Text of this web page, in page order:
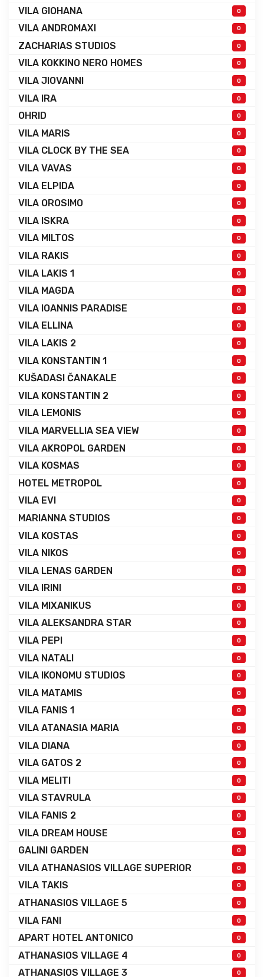
VILA GIOHANA 0
VILA ANDROMAXI 0
ZACHARIAS STUDIOS 0
VILA KOKKINO NERO HOMES 0
VILA JIOVANNI 0
VILA IRA 0
OHRID 0
VILA MARIS 0
VILA CLOCK BY THE SEA 0
VILA VAVAS 0
VILA ELPIDA 0
VILA OROSIMO 0
VILA ISKRA 0
VILA MILTOS 0
VILA RAKIS 0
VILA LAKIS 1 0
VILA MAGDA 0
VILA IOANNIS PARADISE 0
VILA ELLINA 0
VILA LAKIS 2 0
VILA KONSTANTIN 1 0
KUŠADASI ČANAKALE 0
VILA KONSTANTIN 2 0
VILA LEMONIS 0
VILA MARVELLIA SEA VIEW 0
VILA AKROPOL GARDEN 0
VILA KOSMAS 0
HOTEL METROPOL 0
VILA EVI 0
MARIANNA STUDIOS 0
VILA KOSTAS 0
VILA NIKOS 0
VILA LENAS GARDEN 0
VILA IRINI 0
VILA MIXANIKUS 0
VILA ALEKSANDRA STAR 0
VILA PEPI 0
VILA NATALI 0
VILA IKONOMU STUDIOS 0
VILA MATAMIS 0
VILA FANIS 1 0
VILA ATANASIA MARIA 0
VILA DIANA 0
VILA GATOS 2 0
VILA MELITI 0
VILA STAVRULA 0
VILA FANIS 2 0
VILA DREAM HOUSE 0
GALINI GARDEN 0
VILA ATHANASIOS VILLAGE SUPERIOR 0
VILA TAKIS 0
ATHANASIOS VILLAGE 5 0
VILA FANI 0
APART HOTEL ANTONICO 0
ATHANASIOS VILLAGE 4 0
ATHANASIOS VILLAGE 3 0